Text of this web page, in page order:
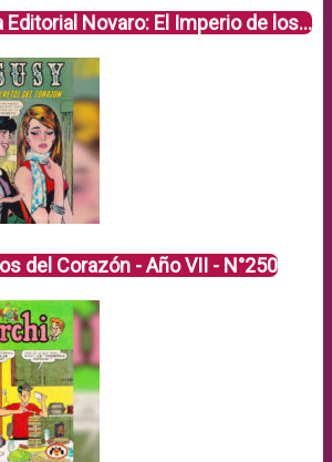
Editorial Novaro: El Imperio de los…
del Corazón - Año VII - N°250